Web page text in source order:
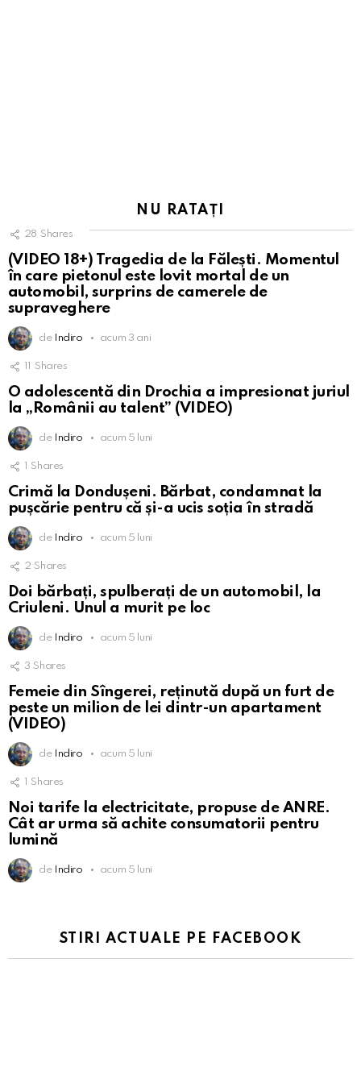
NU RATAȚI
28 Shares
(VIDEO 18+) Tragedia de la Fălești. Momentul
în care pietonul este lovit mortal de un
automobil, surprins de camerele de
supraveghere
de Indiro acum 3 ani
11 Shares
O adolescentă din Drochia a impresionat juriul
la „Românii au talent” (VIDEO)
de Indiro acum 5 luni
1 Shares
Crimă la Dondușeni. Bărbat, condamnat la
pușcărie pentru că și-a ucis soția în stradă
de Indiro acum 5 luni
2 Shares
Doi bărbați, spulberați de un automobil, la
Criuleni. Unul a murit pe loc
de Indiro acum 5 luni
3 Shares
Femeie din Sîngerei, reținută după un furt de
peste un milion de lei dintr-un apartament
(VIDEO)
de Indiro acum 5 luni
1 Shares
Noi tarife la electricitate, propuse de ANRE.
Cât ar urma să achite consumatorii pentru
lumină
de Indiro acum 5 luni
STIRI ACTUALE PE FACEBOOK